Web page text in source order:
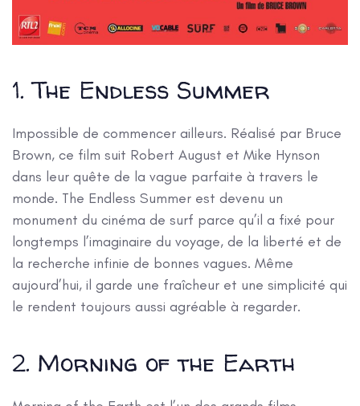
1. The Endless Summer
Impossible de commencer ailleurs. Réalisé par Bruce
Brown, ce film suit Robert August et Mike Hynson
dans leur quête de la vague parfaite à travers le
monde. The Endless Summer est devenu un
monument du cinéma de surf parce qu’il a fixé pour
longtemps l’imaginaire du voyage, de la liberté et de
la recherche infinie de bonnes vagues. Même
aujourd’hui, il garde une fraîcheur et une simplicité qui
le rendent toujours aussi agréable à regarder.
2. Morning of the Earth